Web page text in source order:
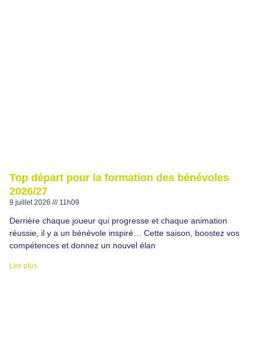
Top départ pour la formation des bénévoles
2026/27
9 juillet 2026 11h09
Derrière chaque joueur qui progresse et chaque animation
réussie, il y a un bénévole inspiré… Cette saison, boostez vos
compétences et donnez un nouvel élan
Lire plus